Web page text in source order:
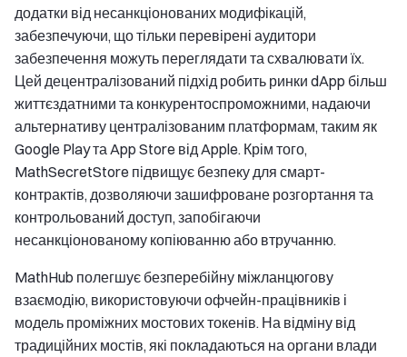
додатки від несанкціонованих модифікацій,
забезпечуючи, що тільки перевірені аудитори
забезпечення можуть переглядати та схвалювати їх.
Цей децентралізований підхід робить ринки dApp більш
життєздатними та конкурентоспроможними, надаючи
альтернативу централізованим платформам, таким як
Google Play та App Store від Apple. Крім того,
MathSecretStore підвищує безпеку для смарт-
контрактів, дозволяючи зашифроване розгортання та
контрольований доступ, запобігаючи
несанкціонованому копіюванню або втручанню.
MathHub полегшує безперебійну міжланцюгову
взаємодію, використовуючи офчейн-працівників і
модель проміжних мостових токенів. На відміну від
традиційних мостів, які покладаються на органи влади